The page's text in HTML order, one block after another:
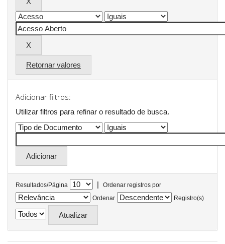
Retornar valores
Adicionar filtros:
Utilizar filtros para refinar o resultado de busca.
Resultados/Página |
Ordenar registros por
Ordenar
Registro(s)